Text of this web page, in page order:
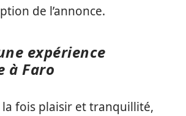
de l’annonce.
expérience
à Faro
fois plaisir et tranquillité,